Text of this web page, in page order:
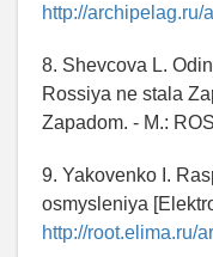
http://archipelag.ru/
8. Shevcova L.
Rossiya ne stala
Zapadom. - M.:
9. Yakovenko I.
osmysleniya
http://root.elima.ru/